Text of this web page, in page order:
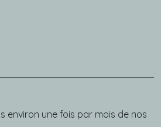
environ une fois par mois de nos